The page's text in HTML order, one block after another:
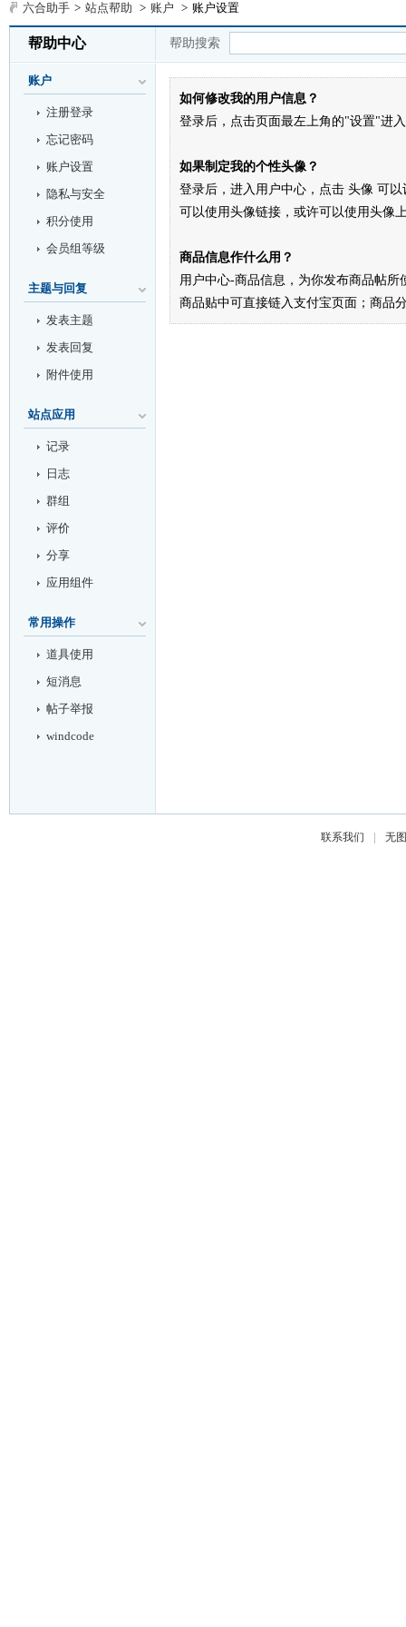
六合助手 > 站点帮助 > 账户 > 账户设置
帮助中心 帮助搜索
账户
注册登录
忘记密码
账户设置
隐私与安全
积分使用
会员组等级
主题与回复
发表主题
发表回复
附件使用
站点应用
记录
日志
群组
评价
分享
应用组件
常用操作
道具使用
短消息
帖子举报
windcode
如何修改我的用户信息？
登录后，点击页面最左上角的"设置"进
如果制定我的个性头像？
登录后，进入用户中心，点击 头像 可
可以使用头像链接，或许可以使用头像
商品信息作什么用？
用户中心-商品信息，为你发布商品帖
商品贴中可直接链入支付宝页面；商品
联系我们 | 无